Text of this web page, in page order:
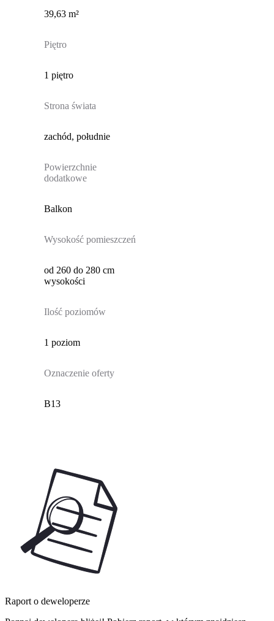
39,63 m²
Piętro
1 piętro
Strona świata
zachód, południe
Powierzchnie
dodatkowe
Balkon
Wysokość pomieszczeń
od 260 do 280 cm
wysokości
Ilość poziomów
1 poziom
Oznaczenie oferty
B13
Raport o deweloperze